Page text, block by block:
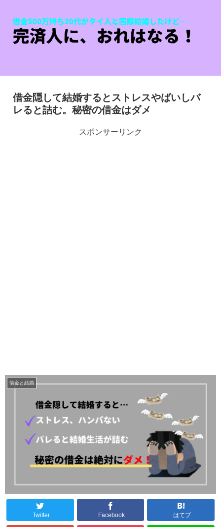
借金隠して結婚するとストレスやばいしバ
レると詰む。秘密の借金はダメ
スポンサーリンク
借金と結婚
Twitter Facebook はてブ